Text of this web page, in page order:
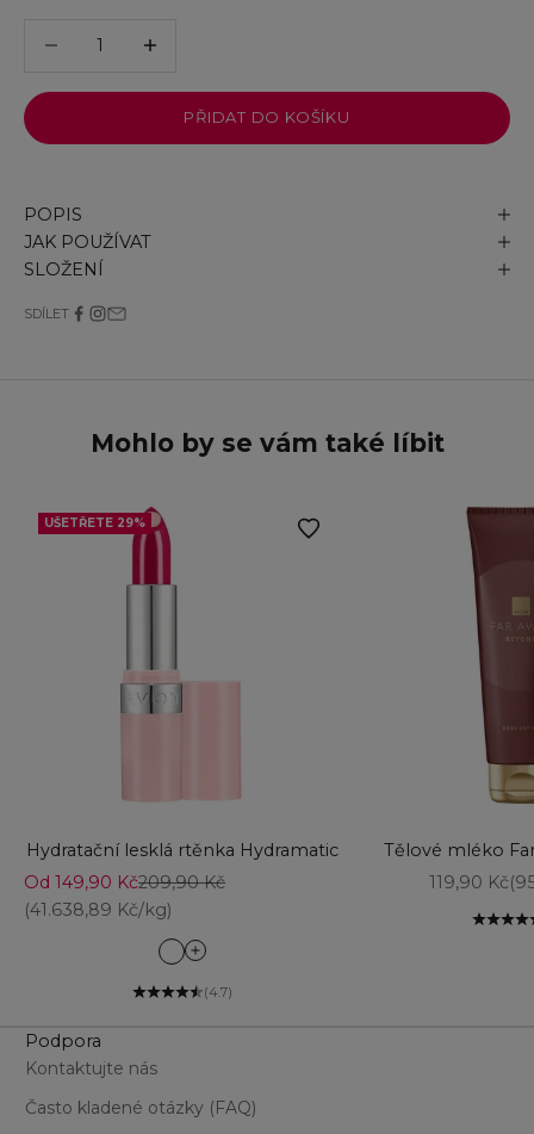
PŘIDAT DO KOŠÍKU
POPIS
JAK POUŽÍVAT
SLOŽENÍ
SDÍLET
Mohlo by se vám také líbit
UŠETŘETE 29%
Hydratační lesklá rtěnka Hydramatic
Prodejní cena
Od 149,90 KčBěžná cena
209,90 Kč
(41.638,89 Kč/kg)
Bright Pink
Bronze
Hot Pink
(4.7)
Tělové mléko
Prodejní
119,90 Kč
Podpora
Kontaktujte nás
Často kladené otázky (FAQ)